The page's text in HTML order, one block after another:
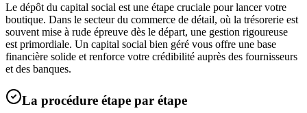
Le dépôt du capital social est une étape cruciale pour lancer votre
boutique. Dans le secteur du commerce de détail, où la trésorerie est
souvent mise à rude épreuve dès le départ, une gestion rigoureuse
est primordiale. Un capital social bien géré vous offre une base
financière solide et renforce votre crédibilité auprès des fournisseurs
et des banques.
La procédure étape par étape